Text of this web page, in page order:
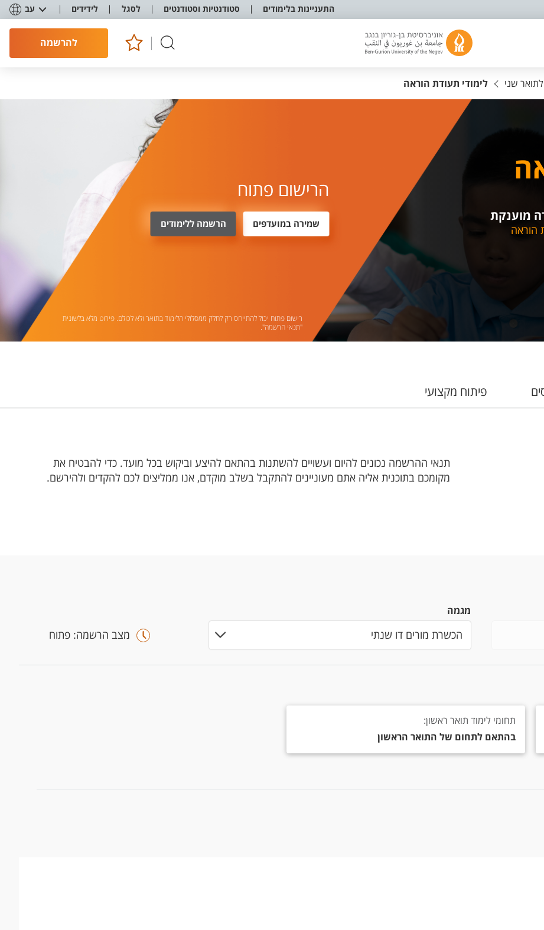
התעניינות בלימודים סטודנטיות וסטודנטים לסגל לידידים עב
להרשמה
שני לימודי תעודת הוראה
מוענקת
הוראה
הרישום פתוח
שמירה במועדפים הרשמה ללימודים
רישום פתוח יכול להתייחס רק לחלק ממסלולי הלימוד בתואר ולא לכולם. פירוט מלא בלשונית
"תנאי הרשמה".
פיתוח מקצועי
תנאי ההרשמה נכונים להיום ועשויים להשתנות בהתאם להיצע וביקוש בכל מועד. כדי להבטיח את
מקומכם בתוכנית אליה אתם מעוניינים להתקבל בשלב מוקדם, אנו ממליצים לכם להקדים ולהירשם.
מגמה
מצב הרשמה: פתוח
תחומי לימוד תואר ראשון: בהתאם לתחום של התואר הראשון
תחומי לימוד תואר ראשון:
בהתאם לתחום של התואר הראשון